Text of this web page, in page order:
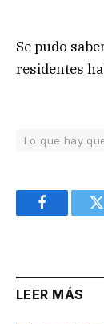
Se pudo
residentes
Lo que hay
Facebook
LEER MÁS